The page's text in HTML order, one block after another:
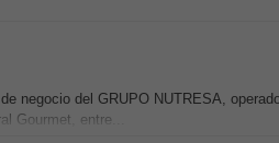
negocio del GRUPO NUTRESA,
Gourmet, entre...